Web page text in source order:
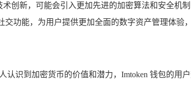
创新，可能会引入更加先进的加密算法和安全
功能，为用户提供更加全面的数字资产管理体验
识到加密货币的价值和潜力，Imtoken 钱包的